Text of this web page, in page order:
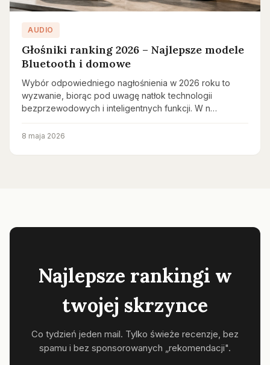
AUDIO
Głośniki ranking 2026 – Najlepsze modele
Bluetooth i domowe
Wybór odpowiedniego nagłośnienia w 2026 roku to
wyzwanie, biorąc pod uwagę natłok technologii
bezprzewodowych i inteligentnych funkcji. W n…
8 maja 2026
Najlepsze rankingi w
twojej skrzynce
Co tydzień jeden mail. Tylko świeże recenzje, bez
spamu i bez sponsorowanych „rekomendacji".